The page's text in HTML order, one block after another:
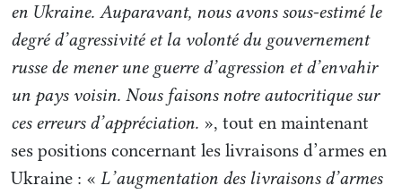
me demandais où il pouvait être… Nous
avons décidé de soutenir directement les
forces armées ukrainiennes. C’est qu’il n’y
avait pas de bataillons anarchistes, donc on
a collecté des médicaments essentiels, des
drones et des imageurs thermiques pour
en Ukraine. Auparavant, nous avons sous-estimé le
degré d’agressivité et la volonté du gouvernement
russe de mener une guerre d’agression et d’envahir
un pays voisin. Nous faisons notre autocritique sur
ces erreurs d’appréciation. », tout en maintenant
ses positions concernant les livraisons d’armes en
Ukraine : « L’augmentation des livraisons d’armes